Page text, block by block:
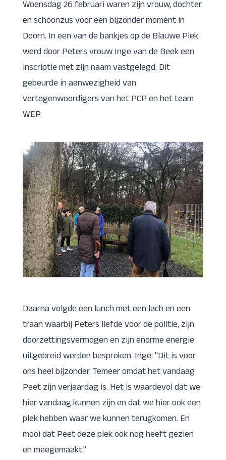
Woensdag 26 februari waren zijn vrouw, dochter
en schoonzus voor een bijzonder moment in
Doorn. In een van de bankjes op de Blauwe Plek
werd door Peters vrouw Inge van de Beek een
inscriptie met zijn naam vastgelegd. Dit
gebeurde in aanwezigheid van
vertegenwoordigers van het PCP en het team
WEP.
Daarna volgde een lunch met een lach en een
traan waarbij Peters liefde voor de politie, zijn
doorzettingsvermogen en zijn enorme energie
uitgebreid werden besproken. Inge: "Dit is voor
ons heel bijzonder. Temeer omdat het vandaag
Peet zijn verjaardag is. Het is waardevol dat we
hier vandaag kunnen zijn en dat we hier ook een
plek hebben waar we kunnen terugkomen. En
mooi dat Peet deze plek ook nog heeft gezien
en meegemaakt."